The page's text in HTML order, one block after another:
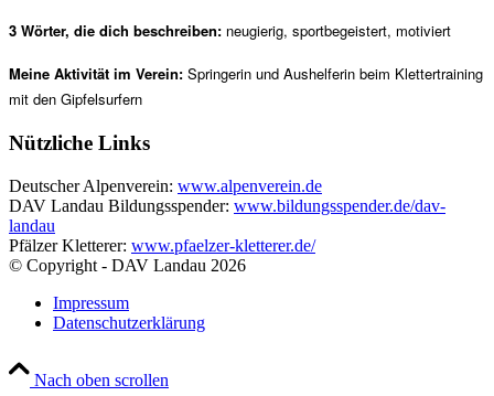
3 Wörter, die dich beschreiben: neugierig, sportbegeistert, motiviert
Meine Aktivität im Verein: Springerin und Aushelferin beim Klettertraining
mit den Gipfelsurfern
Nützliche Links
Deutscher Alpenverein: www.alpenverein.de
DAV Landau Bildungsspender: www.bildungsspender.de/dav-
landau
Pfälzer Kletterer: www.pfaelzer-kletterer.de/
© Copyright - DAV Landau 2026
Impressum
Datenschutzerklärung
Nach oben scrollen